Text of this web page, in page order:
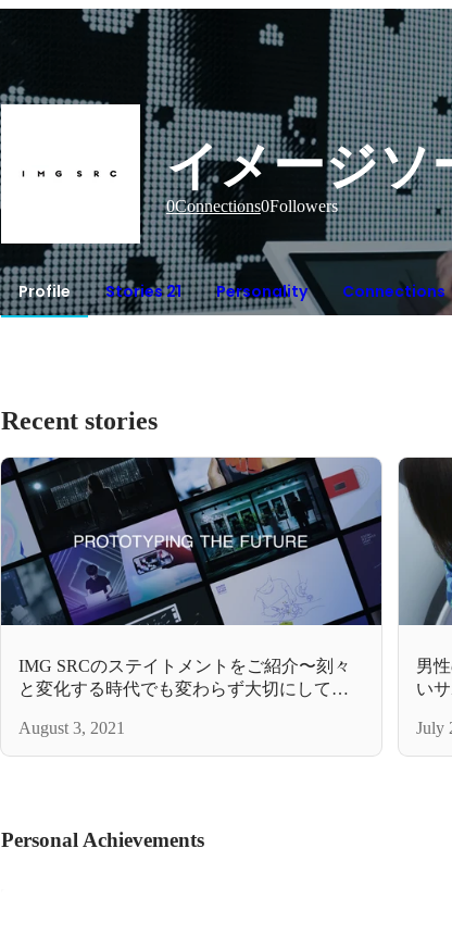
イメージソ
0Connections0Followers
Profile Stories 21 Personality Connections
Recent stories
IMG SRCのステイトメントをご紹介〜刻々
と変化する時代でも変わらず大切にしてい
August 3, 2021
男
い
July
Personal Achievements